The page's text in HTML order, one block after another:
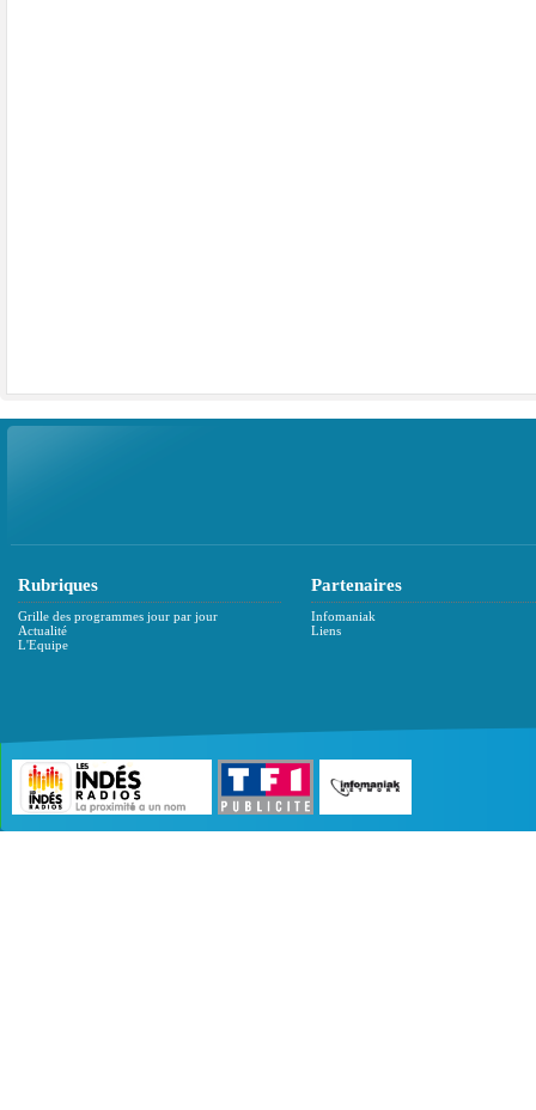
Rubriques
Grille des programmes jour par jour
Actualité
L'Equipe
Partenaires
Infomaniak
Liens